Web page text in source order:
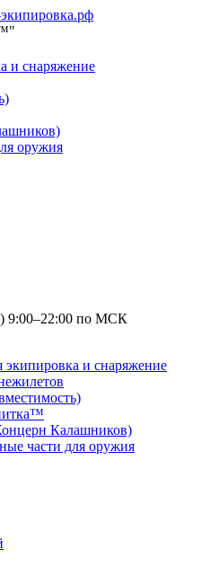
и снаряжение
оружия
по МСК
экипировка и снаряжение
Калашников)
части для оружия